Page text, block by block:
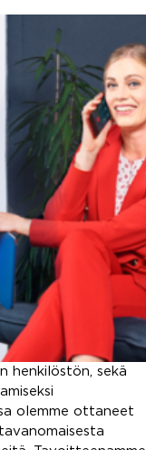
henkilöstön, sekä
olemme ottaneet